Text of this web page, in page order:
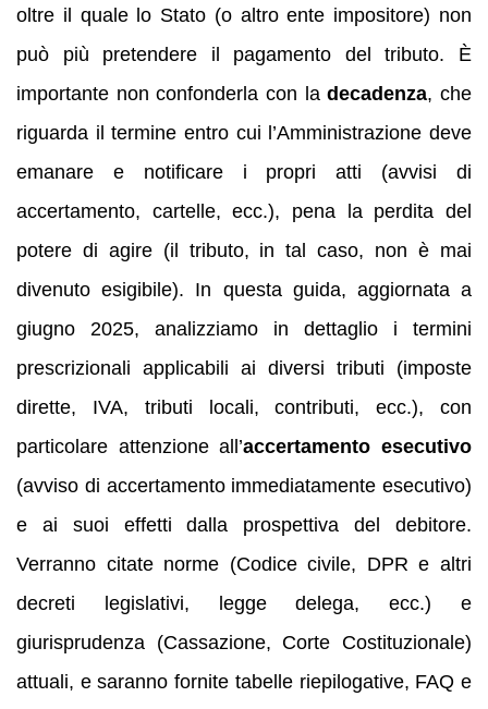
oltre il quale lo Stato (o altro ente impositore) non
può più pretendere il pagamento del tributo. È
importante non confonderla con ladecadenza, che
riguarda il termine entro cui l’Amministrazione deve
emanare e notificare i propri atti (avvisi di
accertamento, cartelle, ecc.), pena la perdita del
potere di agire (il tributo, in tal caso, non è mai
divenuto esigibile). In questa guida, aggiornata a
giugno 2025, analizziamo in dettaglio i termini
prescrizionali applicabili ai diversi tributi (imposte
dirette, IVA, tributi locali, contributi, ecc.), con
particolare attenzione all’accertamento esecutivo
(avviso di accertamento immediatamente esecutivo)
e ai suoi effetti dalla prospettiva del debitore.
Verranno citate norme (Codice civile, DPR e altri
decreti legislativi, legge delega, ecc.) e
giurisprudenza (Cassazione, Corte Costituzionale)
attuali, e saranno fornite tabelle riepilogative, FAQ e